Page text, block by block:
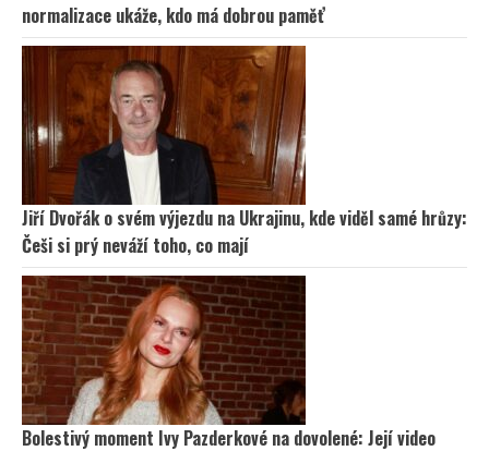
normalizace ukáže, kdo má dobrou paměť
Jiří Dvořák o svém výjezdu na Ukrajinu, kde viděl samé hrůzy:
Češi si prý neváží toho, co mají
Bolestivý moment Ivy Pazderkové na dovolené: Její video